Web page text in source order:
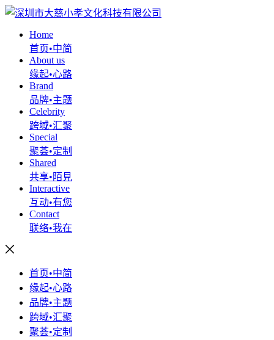
Home
首页•中简
About us
缘起•心路
Brand
品牌•主题
Celebrity
跨域•汇聚
Special
聚荟•定制
Shared
共享•陌見
Interactive
互动•有您
Contact
联络•我在
首页•中简
缘起•心路
品牌•主题
跨域•汇聚
聚荟•定制